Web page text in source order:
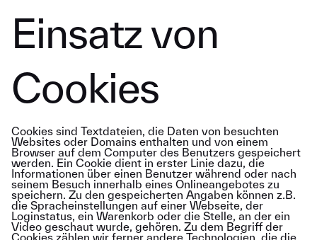
Einsatz von
Cookies
Cookies sind Textdateien, die Daten von besuchten
Websites oder Domains enthalten und von einem
Browser auf dem Computer des Benutzers gespeichert
werden. Ein Cookie dient in erster Linie dazu, die
Informationen über einen Benutzer während oder nach
seinem Besuch innerhalb eines Onlineangebotes zu
speichern. Zu den gespeicherten Angaben können z.B.
die Spracheinstellungen auf einer Webseite, der
Loginstatus, ein Warenkorb oder die Stelle, an der ein
Video geschaut wurde, gehören. Zu dem Begriff der
Cookies zählen wir ferner andere Technologien, die die